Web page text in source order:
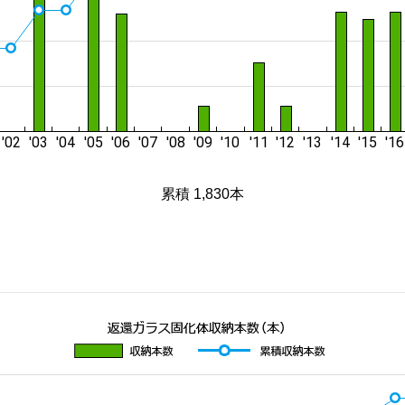
累積 1,830本